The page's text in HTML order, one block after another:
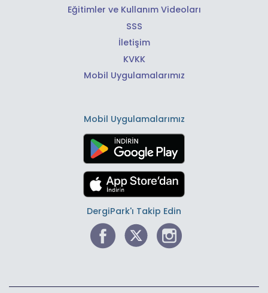
Eğitimler ve Kullanım Videoları
SSS
İletişim
KVKK
Mobil Uygulamalarımız
Mobil Uygulamalarımız
DergiPark'ı Takip Edin